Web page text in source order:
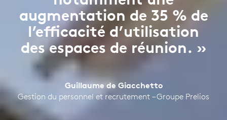
augmentation de 35 % de
l’efficacité d’utilisation
des espaces de réunion. »
Guillaume de Giacchetto
Gestion du personnel et recrutement – Groupe Prelios